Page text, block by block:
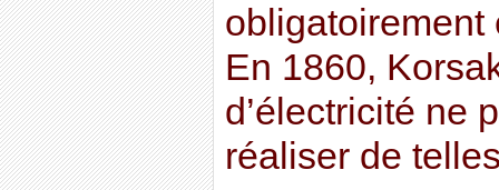
obligatoirement
En 1860,
d’électricité ne
réaliser de